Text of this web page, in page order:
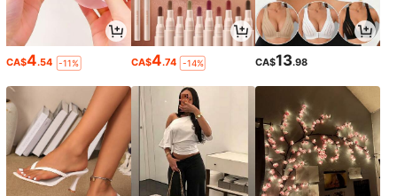
CA$4.54 -11% CA$4.74 -14% CA$13.98